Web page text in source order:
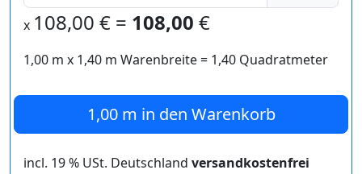
x 108,00 € = 108,00 €
1,00 m x 1,40 m Warenbreite = 1,40 Quadratmeter
1,00 m in den Warenkorb
incl. 19 % USt. Deutschland versandkostenfrei